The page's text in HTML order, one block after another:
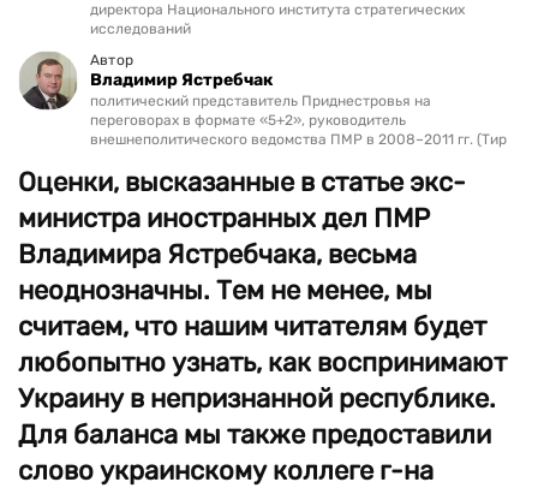
директора Национального института стратегических
исследований
Автор
Владимир Ястребчак
политический представитель Приднестровья на
переговорах в формате «5+2», руководитель
внешнеполитического ведомства ПМР в 2008–2011 гг. (Тир
Оценки, высказанные в статье экс-
министра иностранных дел ПМР
Владимира Ястребчака, весьма
неоднозначны. Тем не менее, мы
считаем, что нашим читателям будет
любопытно узнать, как воспринимают
Украину в непризнанной республике.
Для баланса мы также предоставили
слово украинскому коллеге г-на